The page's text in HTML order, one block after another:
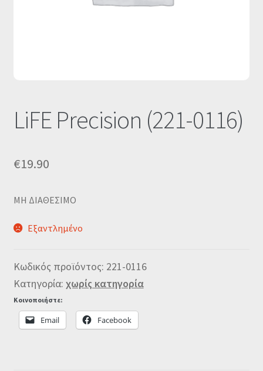
LiFE Precision (221-0116)
€19.90
MΗ ΔΙΑΘΕΣΙΜΟ
Εξαντλημένο
Κωδικός προϊόντος: 221-0116
Κατηγορία: χωρίς κατηγορία
Κοινοποιήστε:
Email Facebook